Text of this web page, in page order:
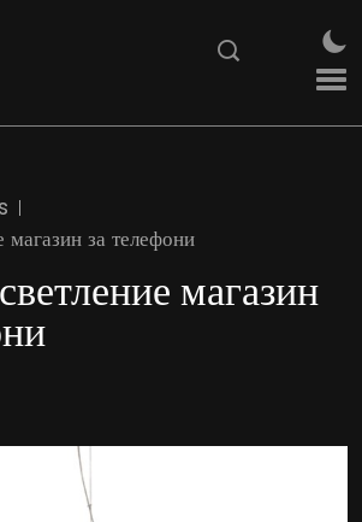
магазин за телефони
магазин